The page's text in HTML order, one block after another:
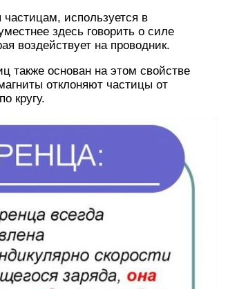
частицам, используется в
здесь говорить о силе
воздействует на проводник.
также основан на этом свойстве
отклоняют частицы от
кругу.